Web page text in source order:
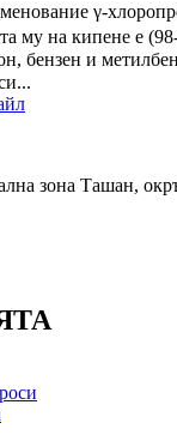
γ-
му на кипене е
бензен и
зона Ташан,